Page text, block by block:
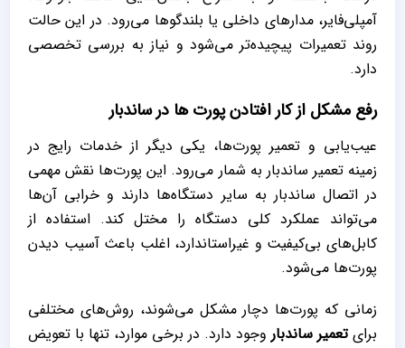
آمپلی‌فایر، مدارهای داخلی یا بلندگوها می‌رود. در این حالت
روند تعمیرات پیچیده‌تر می‌شود و نیاز به بررسی تخصصی
دارد.
رفع مشکل از کار افتادن پورت ها در ساندبار
عیب‌یابی و تعمیر پورت‌ها، یکی دیگر از خدمات رایج در
زمینه تعمیر ساندبار به شمار می‌رود. این پورت‌ها نقش مهمی
در اتصال ساندبار به سایر دستگاه‌ها دارند و خرابی آن‌ها
می‌تواند عملکرد کلی دستگاه را مختل کند. استفاده از
کابل‌های بی‌کیفیت و غیراستاندارد، اغلب باعث آسیب دیدن
پورت‌ها می‌شود.
زمانی که پورت‌ها دچار مشکل می‌شوند، روش‌های مختلفی
برایتعمیر ساندباروجود دارد. در برخی موارد، تنها با تعویض